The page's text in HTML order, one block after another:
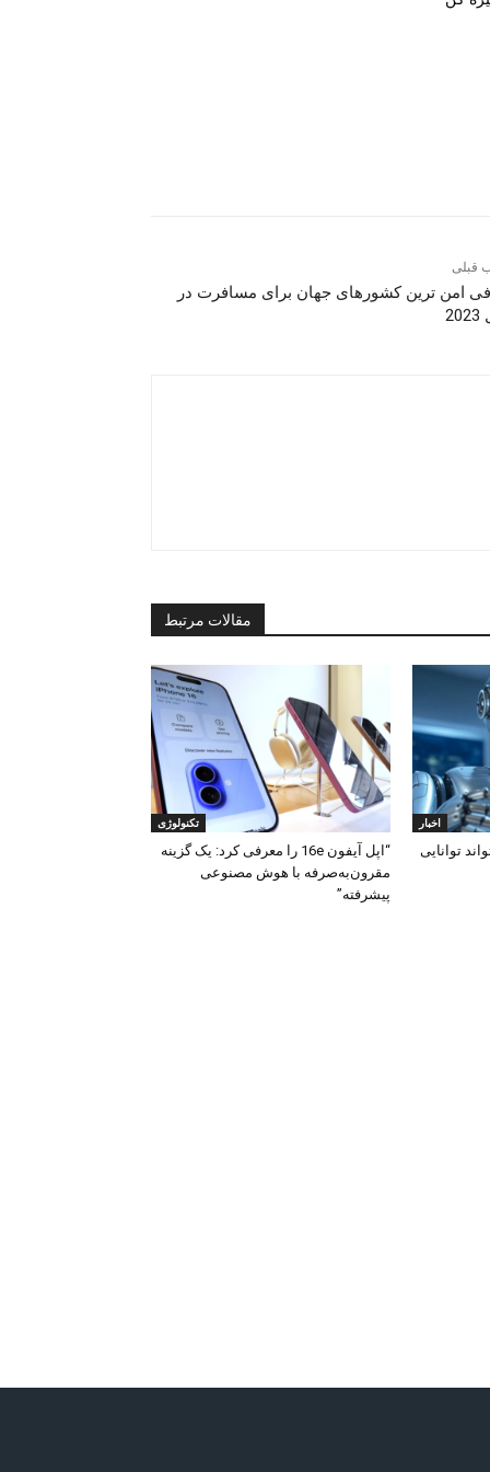
قبلی
امن ترین کشورهای جهان برای مسافرت در
مقالات مرتبط
اخبار
توانایی
تکنولوژی
“اپل آیفون 16e را معرفی کرد: یک گزینه
مقرون‌به‌صرفه با هوش مصنوعی
پیشرفته”